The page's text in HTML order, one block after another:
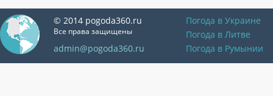
© 2014 pogoda360.ru
Все права защищены
admin@pogoda360.ru
Погода в Украине
Погода в Литве
Погода в Румынии